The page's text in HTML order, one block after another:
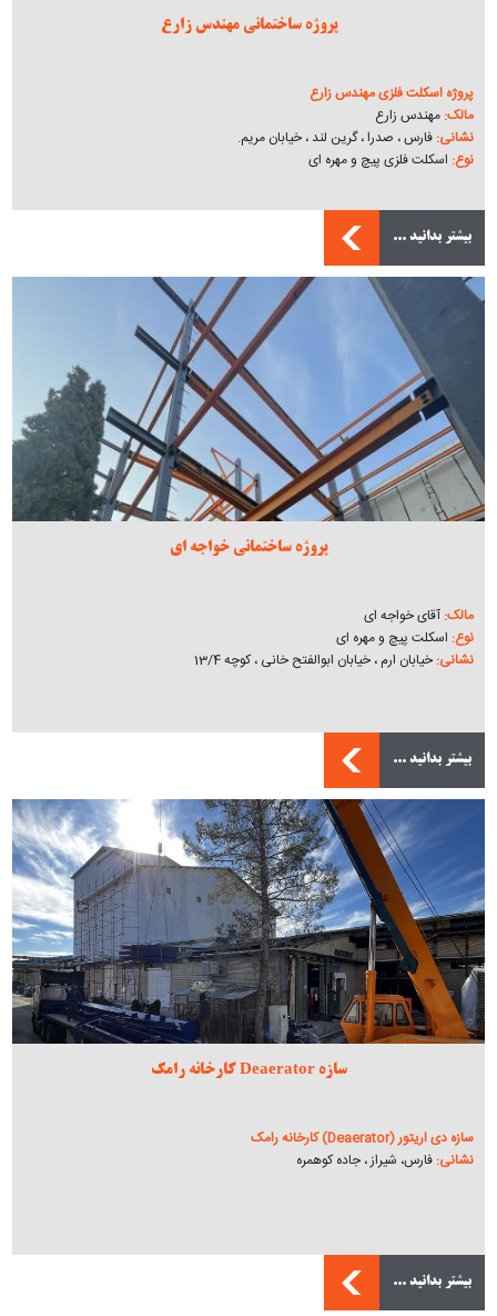
پروژه ساختمانی مهندس زارع
پروژه اسکلت فلزی مهندس زارع
مالک:مهندس زارع
نشانی:فارس ، صدرا ، گرین لند ، خیابان مریم.
نوع: اسکلت فلزی پیچ و مهره ای
بیشتر بدانید ...
پروژه ساختمانی خواجه ای
مالک: آقای خواجه ای
نوع: اسکلت پیچ و مهره ای
نشانی:خیابان ارم ، خیابان ابوالفتح خانی ، کوچه 13/4
بیشتر بدانید ...
سازه Deaerator کارخانه رامک
سازه دی اریتور (Deaerator) کارخانه رامک
نشانی:فارس، شیراز ، جاده کوهمره
بیشتر بدانید ...